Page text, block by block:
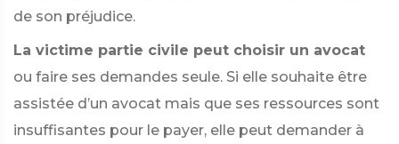
de son préjudice.
La victime partie civile peut choisir un avocat
ou faire ses demandes seule. Si elle souhaite être
assistée d’un avocat mais que ses ressources sont
insuffisantes pour le payer, elle peut demander à